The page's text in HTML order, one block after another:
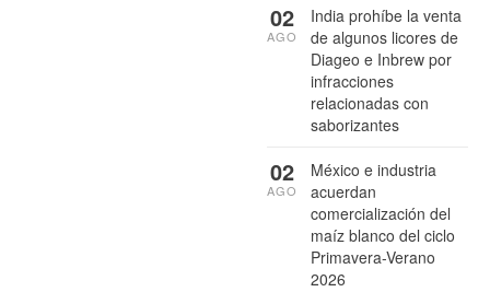
India prohíbe la venta
de algunos licores de
Diageo e Inbrew por
infracciones
relacionadas con
saborizantes
02
AGO
México e industria
acuerdan
comercialización del
maíz blanco del ciclo
Primavera-Verano
2026
02
AGO